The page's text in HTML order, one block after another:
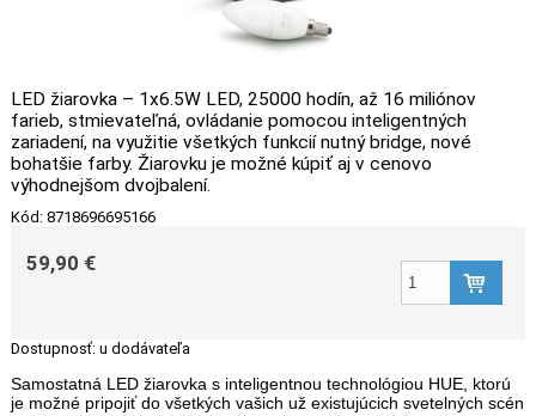
LED žiarovka – 1x6.5W LED, 25000 hodín, až 16 miliónov
farieb, stmievateľná, ovládanie pomocou inteligentných
zariadení, na využitie všetkých funkcií nutný bridge, nové
bohatšie farby. Žiarovku je možné kúpiť aj v cenovo
výhodnejšom dvojbalení.
Kód: 8718696695166
59,90 €
Dostupnosť: u dodávateľa
Samostatná LED žiarovka s inteligentnou technológiou HUE, ktorú
je možné pripojiť do všetkých vašich už existujúcich svetelných scén